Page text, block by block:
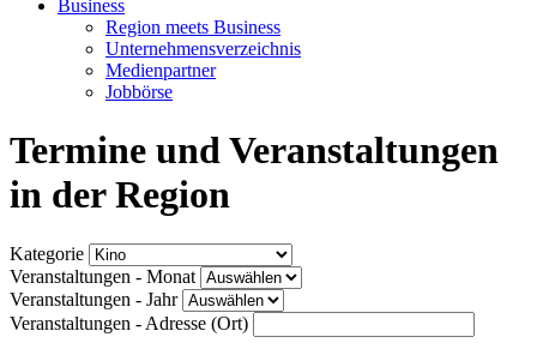
Business
Region meets Business
Unternehmensverzeichnis
Medienpartner
Jobbörse
Termine und Veranstaltungen
in der Region
Kategorie
Veranstaltungen - Monat
Veranstaltungen - Jahr
Veranstaltungen - Adresse (Ort)